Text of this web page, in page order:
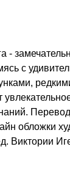
-
с
обложки
Виктории